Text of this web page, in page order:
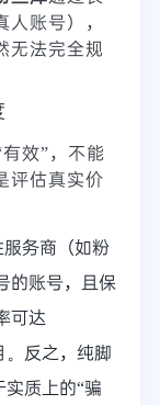
账号），
无法完全规
效”，不能
评估真实价
服务商（如粉
的账号，且保
可达
反之，纯脚
质上的“骗